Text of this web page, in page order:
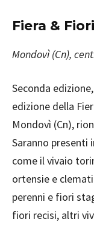
Fiera &
Mondovì (Cn),
Seconda
edizione della
Mondovì (Cn),
Saranno presenti
come il vivaio
ortensie e
perenni e fiori
fiori recisi, altri